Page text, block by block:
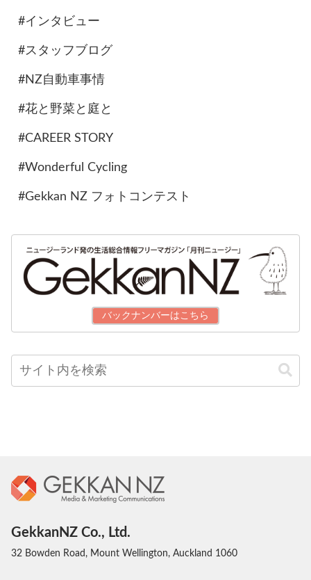
#インタビュー
#スタッフブログ
#NZ自動車事情
#花と野菜と庭と
#CAREER STORY
#Wonderful Cycling
#Gekkan NZ フォトコンテスト
バックナンバーはこちら
GekkanNZ Co., Ltd.
32 Bowden Road, Mount Wellington, Auckland 1060